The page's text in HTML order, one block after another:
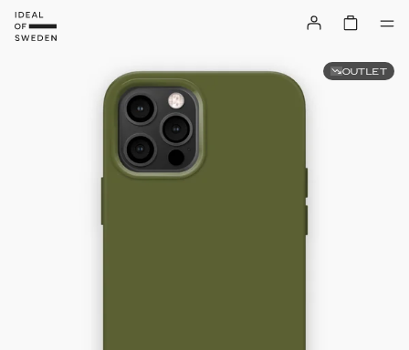
OUTLET